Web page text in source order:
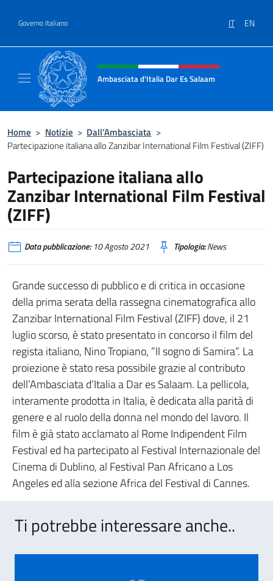
Governo Italiano IT EN
Intestazione sito, social e menù
Ambasciata d'Italia Dar Es Salaam
Home > Notizie > Dall’Ambasciata >
Partecipazione italiana allo Zanzibar International Film Festival (ZIFF)
Partecipazione italiana allo
Zanzibar International Film Festival
(ZIFF)
Data pubblicazione:10 Agosto 2021 Tipologia:News
Grande successo di pubblico e di critica in occasione
della prima serata della rassegna cinematografica allo
Zanzibar International Film Festival (ZIFF) dove, il 21
luglio scorso, è stato presentato in concorso il film del
regista italiano, Nino Tropiano, ”Il sogno di Samira”. La
proiezione è stato resa possibile grazie al contributo
dell’Ambasciata d’Italia a Dar es Salaam. La pellicola,
interamente prodotta in Italia, è dedicata alla parità di
genere e al ruolo della donna nel mondo del lavoro. Il
film è già stato acclamato al Rome Indipendent Film
Festival ed ha partecipato al Festival Internazionale del
Cinema di Dublino, al Festival Pan Africano a Los
Angeles ed alla sezione Africa del Festival di Cannes.
Ti potrebbe interessare anche..